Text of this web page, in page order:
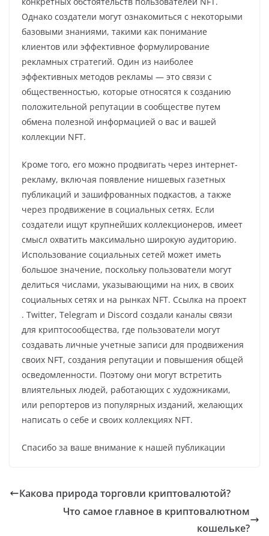
Однако создатели могут ознакомиться с некоторыми
базовыми знаниями, такими как понимание
клиентов или эффективное формулирование
рекламных стратегий. Один из наиболее
эффективных методов рекламы — это связи с
общественностью, которые относятся к созданию
положительной репутации в сообществе путем
обмена полезной информацией о вас и вашей
коллекции NFT.
Кроме того, его можно продвигать через интернет-
рекламу, включая появление нишевых газетных
публикаций и зашифрованных подкастов, а также
через продвижение в социальных сетях. Если
создатели ищут крупнейших коллекционеров, имеет
смысл охватить максимально широкую аудиторию.
Использование социальных сетей может иметь
большое значение, поскольку пользователи могут
делиться числами, указывающими на них, в своих
социальных сетях и на рынках NFT. Ссылка на проект
. Twitter, Telegram и Discord создали каналы связи
для криптосообщества, где пользователи могут
создавать личные учетные записи для продвижения
своих NFT, создания репутации и повышения общей
осведомленности. Поэтому они могут встретить
влиятельных людей, работающих с художниками,
или репортеров из популярных изданий, желающих
написать о себе и своих коллекциях NFT.
Спасибо за ваше внимание к нашей публикации
Какова природа торговли криптовалютой?
Что самое главное в криптовалютном
кошельке?